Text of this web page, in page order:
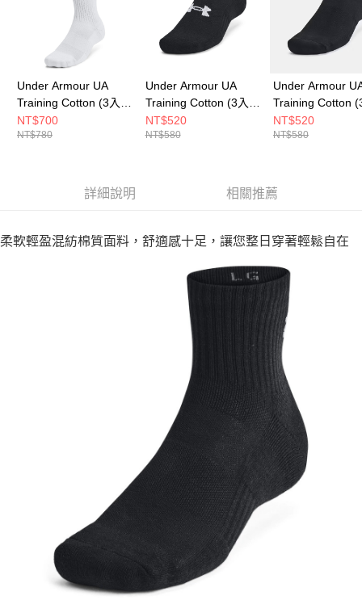
Under Armour UA
Training Cotton (3入)
男女 中統襪 1386311-
100
NT$700
NT$780
Under Armour UA
Training Cotton (3入)
男女 踝襪 1386313-
001
NT$520
NT$580
Under Armour
Training Cotton
男女 踝襪
001
NT$520
NT$580
詳細說明 相關推薦
柔軟輕盈混紡棉質面料，舒適感十足，讓您整日穿著輕鬆自在